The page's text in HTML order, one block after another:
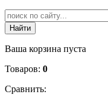
Ваша корзина пуста
Товаров: 0
Сравнить: